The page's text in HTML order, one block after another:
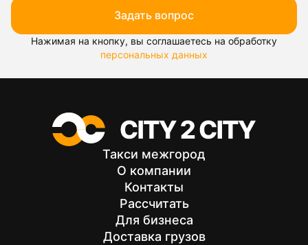
Задать вопрос
Нажимая на кнопку, вы соглашаетесь на обработку
персональных данных
Такси межгород
О компании
Контакты
Рассчитать
Для бизнеса
Доставка грузов